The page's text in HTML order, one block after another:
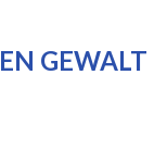
GEWALT